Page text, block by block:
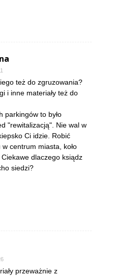
też do zgruzowania?
i inne materiały też do
parkingów to było
"rewitalizacją". Nie wal w
Ci idzie. Robić
centrum miasta, koło
Ciekawe dlaczego ksiądz
siedzi?
przeważnie z